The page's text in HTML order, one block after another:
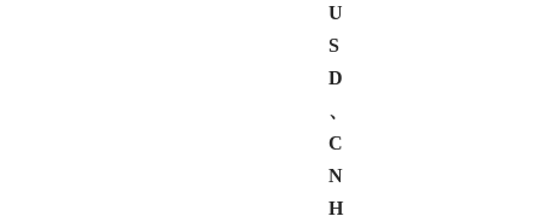
U
S
D
、
C
N
H